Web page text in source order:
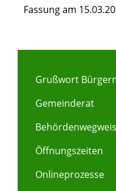
Fassung am
Grußwort
Gemeinderat
Öffnungszeiten
Onlineprozesse